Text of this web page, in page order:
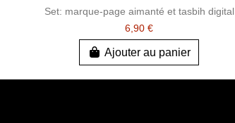
Set: marque-page aimanté et tasbih digital
6,90 €
Ajouter au panier